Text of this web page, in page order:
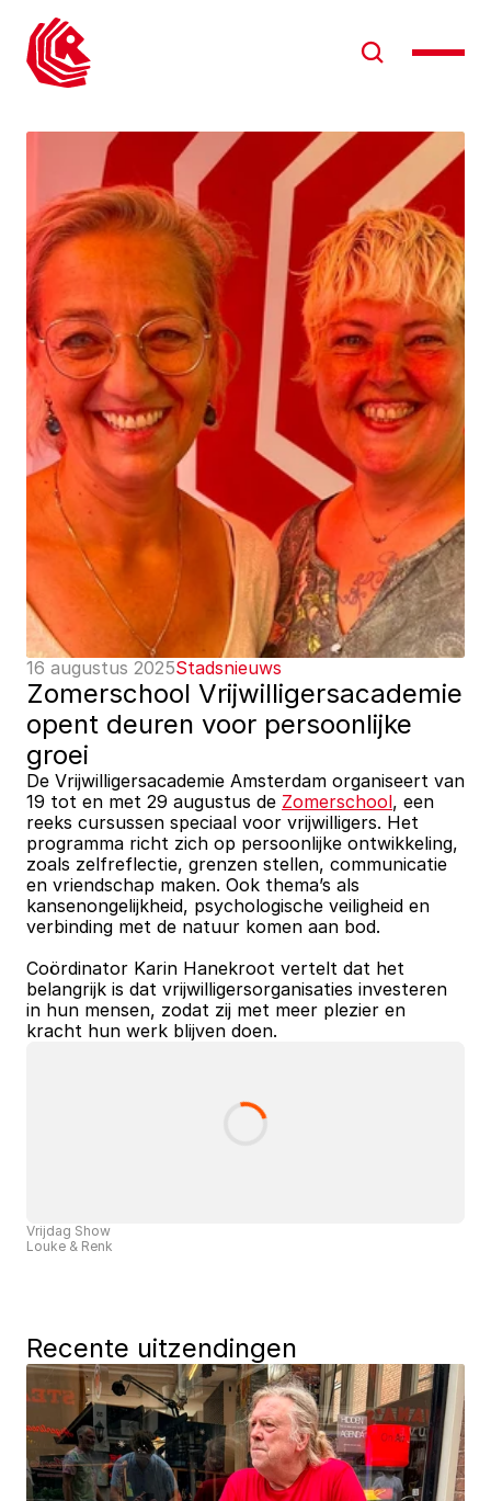
16 augustus 2025Stadsnieuws
Zomerschool Vrijwilligersacademie
opent deuren voor persoonlijke
groei
De Vrijwilligersacademie Amsterdam organiseert van
19 tot en met 29 augustus de Zomerschool, een
reeks cursussen speciaal voor vrijwilligers. Het
programma richt zich op persoonlijke ontwikkeling,
zoals zelfreflectie, grenzen stellen, communicatie
en vriendschap maken. Ook thema’s als
kansenongelijkheid, psychologische veiligheid en
verbinding met de natuur komen aan bod.
Coördinator Karin Hanekroot vertelt dat het
belangrijk is dat vrijwilligersorganisaties investeren
in hun mensen, zodat zij met meer plezier en
kracht hun werk blijven doen.
Vrijdag Show
Louke & Renk
Recente uitzendingen